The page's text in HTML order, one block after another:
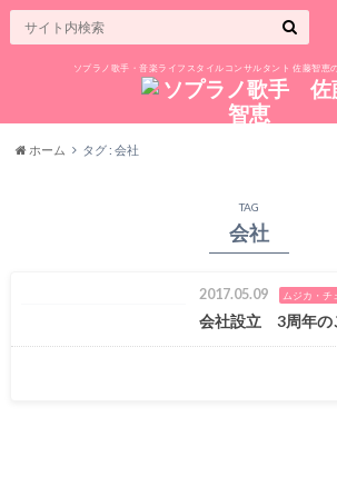
ソプラノ歌手・音楽ライフスタイルコンサルタント 佐藤智恵
ホーム タグ : 会社
TAG
会社
2017.05.09 ムジカ・チ
会社設立 3周年の